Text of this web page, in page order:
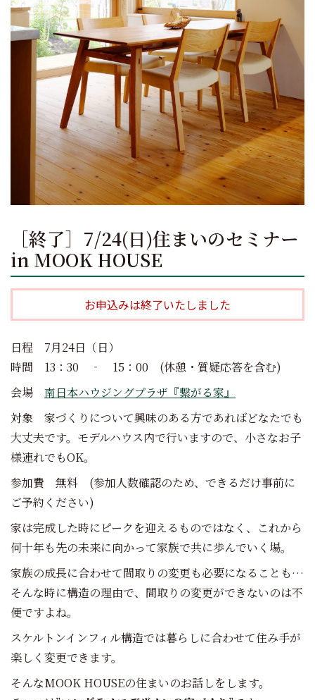
［終了］7/24(日)住まいのセミナー
in MOOK HOUSE
お申込みは終了いたしました
日程 7月24日（日）
時間 13：30 ‐ 15：00 (休憩・質疑応答を含む)
会場 南日本ハウジングプラザ『繋がる家』
対象 家づくりについて興味のある方であればどなたでも
大丈夫です。モデルハウス内で行いますので、小さなお子
様連れでもOK。
参加費 無料 (参加人数確認のため、できるだけ事前に
ご予約ください)
家は完成した時にピークを迎えるものではなく、これから
何十年も先の未来に向かって家族で共に歩んでいく場。
家族の成長に合わせて間取りの変更も必要になることも…
そんな時に構造の理由で、間取りの変更ができないのは不
便ですよね。
スケルトンインフィル構造では暮らしに合わせて住み手が
楽しく変更できます。
そんなMOOK HOUSEの住まいのお話しをします。